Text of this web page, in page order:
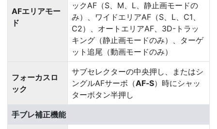
AFエリアモー
ド
ックAF（S、M、L、静止画モードの
み）、ワイドエリアAF（S、L、C1、
C2）、オートエリアAF、3D-トラッ
キング（静止画モードのみ）、ターゲ
ット追尾（動画モードのみ）
フォーカスロ
ック
サブセレクターの中央押し、またはシ
ングルAFサーボ（AF‑S）時にシャッ
ターボタン半押し
手ブレ補正機能